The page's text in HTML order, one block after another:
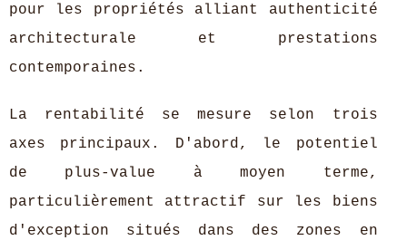
pour les propriétés alliant authenticité
architecturale et prestations
contemporaines.
La rentabilité se mesure selon trois
axes principaux. D'abord, le potentiel
de plus-value à moyen terme,
particulièrement attractif sur les biens
d'exception situés dans des zones en